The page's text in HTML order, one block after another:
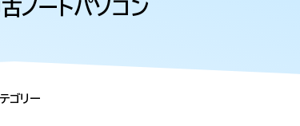
ノートパソコン
ゴリー